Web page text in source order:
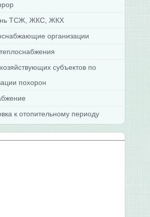
ТСЖ, ЖКС, ЖКХ
организации
субъектов по
похорон
к отопительному периоду